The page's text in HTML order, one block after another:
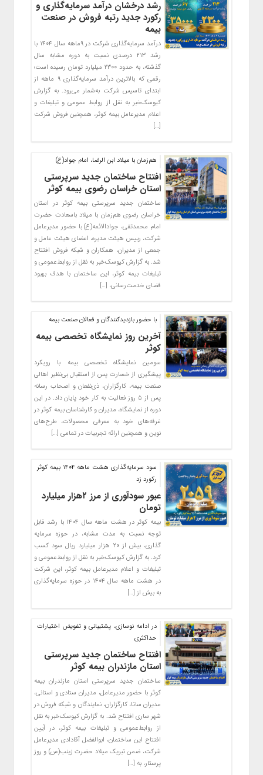
رشد درخشان درآمد سرمایه‌گذاری و
رکورد جدید رتبه فروش در صنعت
بیمه
درآمد سرمایه‌گذاری شرکت در ۹ماهه سال ۱۴۰۴ با
رشد ۲۱۳ درصدی نسبت به دوره مشابه سال
گذشته، به حدود ۲۳۰۰ میلیارد تومان رسیده است؛
رقمی که بالاترین درآمد سرمایه‌گذاری ۹ ماهه از
ابتدای تاسیس شرکت به‌شمار می‌رود. به گزارش
کیوسک‌خبر به نقل از روابط عمومی و تبلیغات و
اعلام مدیرعامل بیمه کوثر، همچنین فروش شرکت
[…]
هم‌زمان با میلاد ابن الرضا، امام جواد(ع)
افتتاح ساختمان جدید سرپرستی
استان خراسان رضوی بیمه کوثر
ساختمان جدید سرپرستی بیمه کوثر در استان
خراسان رضوی هم‌زمان با میلاد باسعادت حضرت
امام محمدتقی، جوادالائمه(ع) با حضور مدیرعامل
شرکت، رییس هیئت مدیره، اعضای هیئت عامل و
جمعی از مدیران، همکاران و شبکه فروش افتتاح
شد. به گزارش کیوسک‌خبر به نقل از روابط‌عمومی و
تبلیغات بیمه کوثر، این ساختمان با هدف بهبود
فضای خدمت‌رسانی، […]
با حضور بازدیدکنندگان و فعالان صنعت بیمه
آخرین روز نمایشگاه تخصصی بیمه
کوثر
سومین نمایشگاه تخصصی بیمه با رویکرد
پیشگیری از خسارت پس از استقبال بی‌نظیر اهالی
صنعت بیمه، کارگزاران، ذی‌نفعان و اصحاب رسانه
پس از ۵ روز فعالیت به کار خود پایان داد. در این
دوره از نمایشگاه، مدیران و کارشناسان بیمه کوثر در
غرفه‌های خود به معرفی محصولات، طرح‌های
نوین و همچنین ارائه تجربیات در تمامی […]
سود سرمایه‌گذاری هشت ماهه ۱۴۰۴ بیمه کوثر
رکورد زد
عبور سودآوری از مرز ۲هزار میلیارد
تومان
بیمه کوثر در هشت‌ ماهه سال ۱۴۰۴ با رشد قابل‌
توجه نسبت به مدت مشابه، در حوزه سرمایه
گذاری، بیش از ۲۰ هزار میلیارد ریال سود کسب
کرد. به گزارش کیوسک‌خبر به نقل از روابط‌عمومی و
تبلیغات و اعلام مدیرعامل بیمه کوثر، این شرکت
در هشت ماهه سال ۱۴۰۴ در حوزه سرمایه‌گذاری‌
به بیش از […]
در ادامه نوسازی، پشتیبانی و تفویض اختیارات
حداکثری
افتتاح ساختمان جدید سرپرستی
استان مازندران بیمه کوثر
ساختمان جدید سرپرستی استان مازندران بیمه
کوثر با حضور مدیرعامل، مدیران ستادی و استانی،
مدیران ساتا، کارگزاران، نمایندگان و شبکه فروش در
شهر ساری افتتاح شد. به گزارش کیوسک‌‌خبر به نقل
از روابط‌عمومی و تبلیغات بیمه کوثر، در آیین
افتتاح این ساختمان، ابوالفضل آقادادی مدیرعامل
شرکت، ضمن تبریک میلاد حضرت زینب(س) و روز
پرستار، به […]